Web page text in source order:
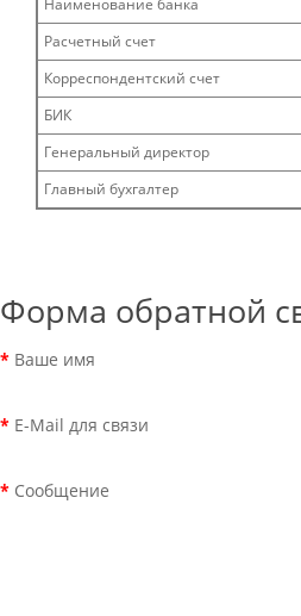
Расчетный счет
Корреспондентский счет
БИК
Генеральный директор
Главный бухгалтер
Форма обратной
Ваше имя
E-Mail для связи
Сообщение